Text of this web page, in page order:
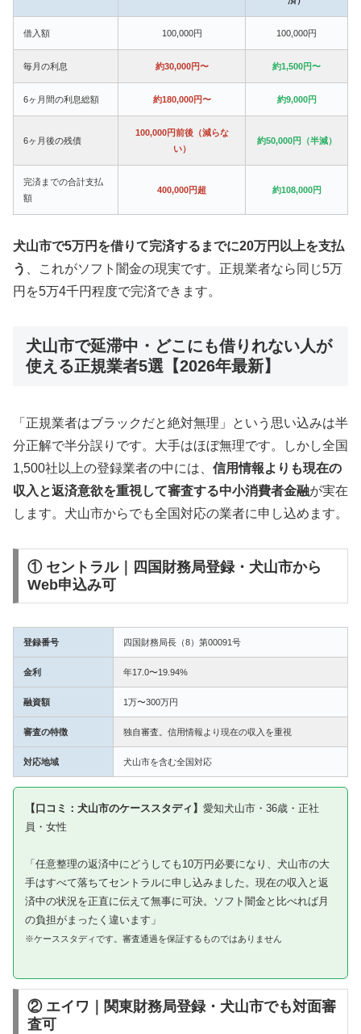
借入額 100,000円 100,000円
毎月の利息 約30,000円〜 約1,500円〜
6ヶ月間の利息総額 約180,000円〜 約9,000円
6ヶ月後の残債
100,000円前後（減らな
い）
約50,000円（半減）
完済までの合計支払
額
400,000円超 約108,000円
犬山市で5万円を借りて完済するまでに20万円以上を支払
う
、これがソフト闇金の現実です。正規業者なら同じ5万
円を5万4千円程度で完済できます。
犬山市で延滞中・どこにも借りれない人が
使える正規業者5選【2026年最新】
「正規業者はブラックだと絶対無理」という思い込みは半
分正解で半分誤りです。大手はほぼ無理です。しかし全国
1,500社以上の登録業者の中には、 信用情報よりも現在の
収入と返済意欲を重視して審査する中小消費者金融が実在
します。犬山市からでも全国対応の業者に申し込めます。
① セントラル｜四国財務局登録・犬山市から
Web申込み可
登録番号 四国財務局長（8）第00091号
金利 年17.0〜19.94%
融資額 1万〜300万円
審査の特徴 独自審査。信用情報より現在の収入を重視
対応地域 犬山市を含む全国対応
【口コミ：犬山市のケーススタディ】 愛知犬山市・36歳・正社
員・女性
「任意整理の返済中にどうしても10万円必要になり、犬山市の大
手はすべて落ちてセントラルに申し込みました。現在の収入と返
済中の状況を正直に伝えて無事に可決。ソフト闇金と比べれば月
の負担がまったく違います」
※ケーススタディです。審査通過を保証するものではありません
② エイワ｜関東財務局登録・犬山市でも対面審
査可